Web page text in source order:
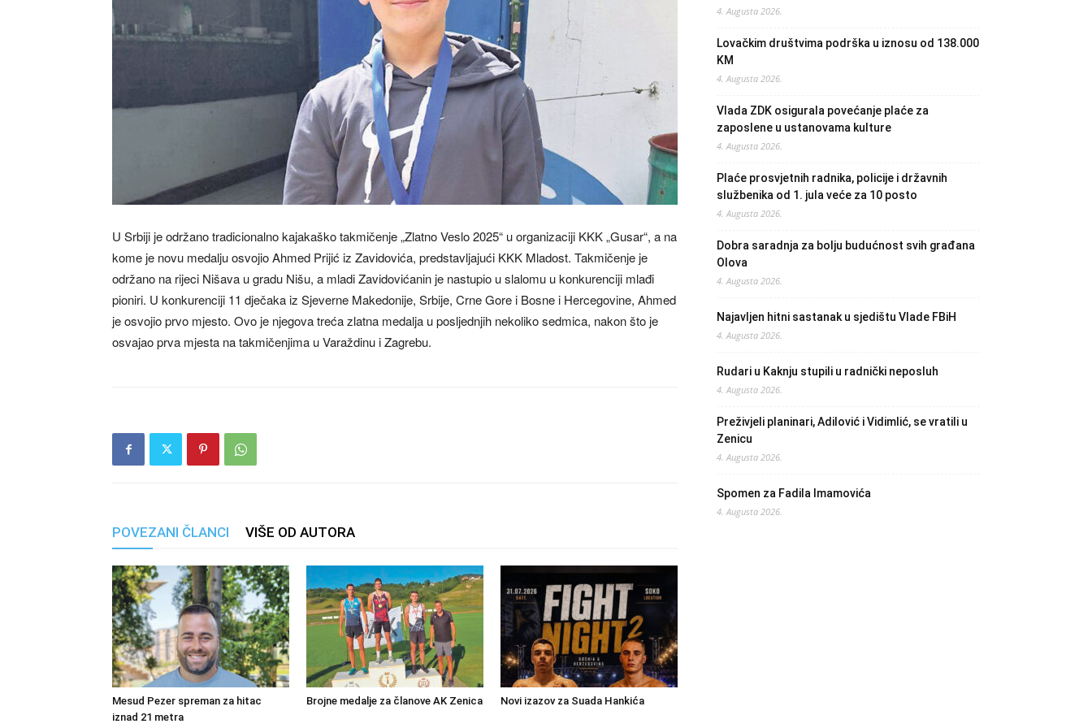
U Srbiji je održano tradicionalno kajakaško takmičenje „Zlatno Veslo 2025“ u organizaciji KKK „Gusar“, a na
kome je novu medalju osvojio Ahmed Prijić iz Zavidovića, predstavljajući KKK Mladost. Takmičenje je
održano na rijeci Nišava u gradu Nišu, a mladi Zavidovićanin je nastupio u slalomu u konkurenciji mlađi
pioniri. U konkurenciji 11 dječaka iz Sjeverne Makedonije, Srbije, Crne Gore i Bosne i Hercegovine, Ahmed
je osvojio prvo mjesto. Ovo je njegova treća zlatna medalja u posljednjih nekoliko sedmica, nakon što je
osvajao prva mjesta na takmičenjima u Varaždinu i Zagrebu.
POVEZANI ČLANCI VIŠE OD AUTORA
Mesud Pezer spreman za hitac
iznad 21 metra
Brojne medalje za članove AK Zenica Novi izazov za Suada Hankića
4. Augusta 2026.
Lovačkim društvima podrška u iznosu od 138.000
KM
4. Augusta 2026.
Vlada ZDK osigurala povećanje plaće za
zaposlene u ustanovama kulture
4. Augusta 2026.
Plaće prosvjetnih radnika, policije i državnih
službenika od 1. jula veće za 10 posto
4. Augusta 2026.
Dobra saradnja za bolju budućnost svih građana
Olova
4. Augusta 2026.
Najavljen hitni sastanak u sjedištu Vlade FBiH
4. Augusta 2026.
Rudari u Kaknju stupili u radnički neposluh
4. Augusta 2026.
Preživjeli planinari, Adilović i Vidimlić, se vratili u
Zenicu
4. Augusta 2026.
Spomen za Fadila Imamovića
4. Augusta 2026.